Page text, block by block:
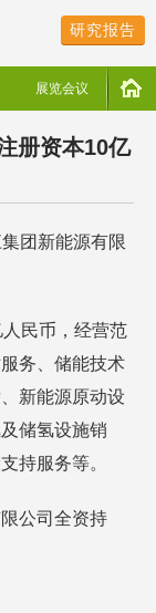
研究报告
展览会议
册资本10亿
团新能源有限
民币，经营范
务、储能技术
新能源原动设
储氢设施销
持服务等。
公司全资持